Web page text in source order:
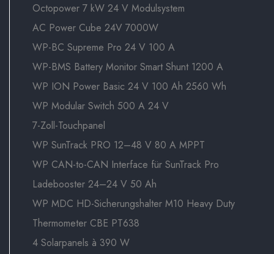
Octopower 7 kW 24 V Modulsystem
AC Power Cube 24V 7000W
WP-BC Supreme Pro 24 V 100 A
WP-BMS Battery Monitor Smart Shunt 1200 A
WP ION Power Basic 24 V 100 Ah 2560 Wh
WP Modular Switch 500 A 24 V
7-Zoll-Touchpanel
WP SunTrack PRO 12–48 V 80 A MPPT
WP CAN-to-CAN Interface für SunTrack Pro
Ladebooster 24–24 V 50 Ah
WP MDC HD-Sicherungshalter M10 Heavy Duty
Thermometer CBE PT638
4 Solarpanels à 390 W